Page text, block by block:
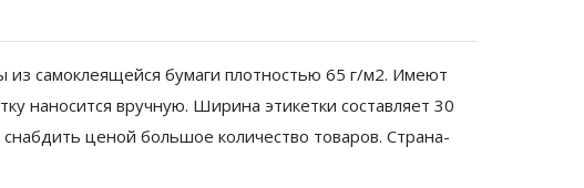
самоклеящейся бумаги плотностью 65 г/м2. Имеют
наносится вручную. Ширина этикетки составляет 30
ценой большое количество товаров. Страна-